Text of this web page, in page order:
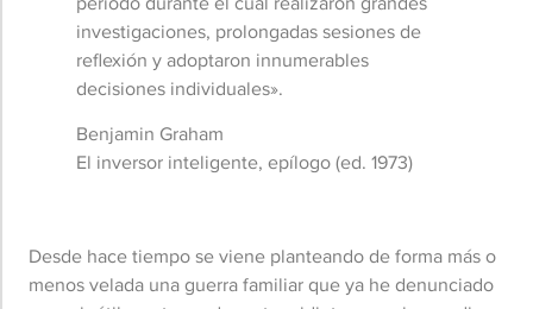
investigaciones, prolongadas sesiones de
reflexión y adoptaron innumerables
decisiones individuales».
Benjamin Graham
El inversor inteligente, epílogo (ed. 1973)
Desde hace tiempo se viene planteando de forma más o
menos velada una guerra familiar que ya he denunciado